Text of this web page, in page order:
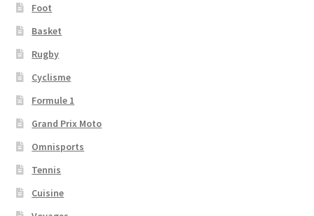
Foot
Basket
Rugby
Cyclisme
Formule 1
Grand Prix Moto
Omnisports
Tennis
Cuisine